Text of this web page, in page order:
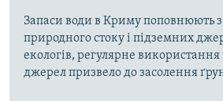
Запаси води в Криму поповнюють
природного стоку і підземних
екологів, регулярне
джерел призвело до засолення